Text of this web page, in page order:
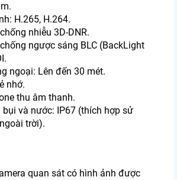
H.265, H.264.
nhiễu 3D-DNR.
ngược sáng BLC (BackLight
ngoại: Lên đến 30 mét.
nhớ.
thu âm thanh.
bụi và nước: IP67 (thích hợp sử
trời).
quan sát có hình ảnh được